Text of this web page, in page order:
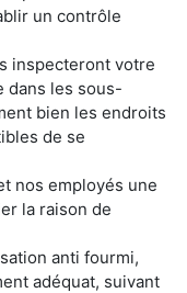
un contrôle
inspecteront votre
dans les sous-
bien les endroits
de se
nos employés une
la raison de
anti fourmi,
adéquat, suivant